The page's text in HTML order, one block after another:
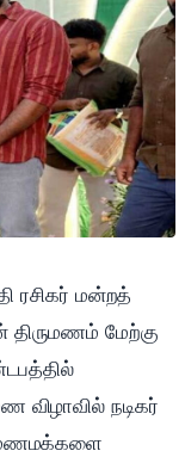
ரசிகர் மன்றத்
திருமணம் மேற்கு
விழாவில் நடிகர்
மணமக்களை